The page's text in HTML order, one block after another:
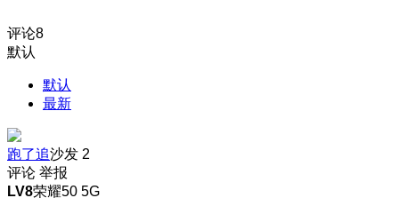
评论8
默认
默认
最新
跑了追沙发 2
评论 举报
LV8荣耀50 5G